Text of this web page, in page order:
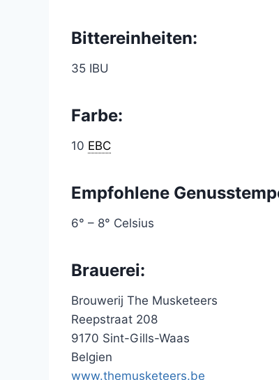
Bittereinheiten:
35 IBU
Farbe:
10 EBC
Empfohlene
6° – 8° Celsius
Brauerei:
Brouwerij The Musketeers
Reepstraat 208
9170 Sint-Gills-Waas
Belgien
www.themusketeers.be